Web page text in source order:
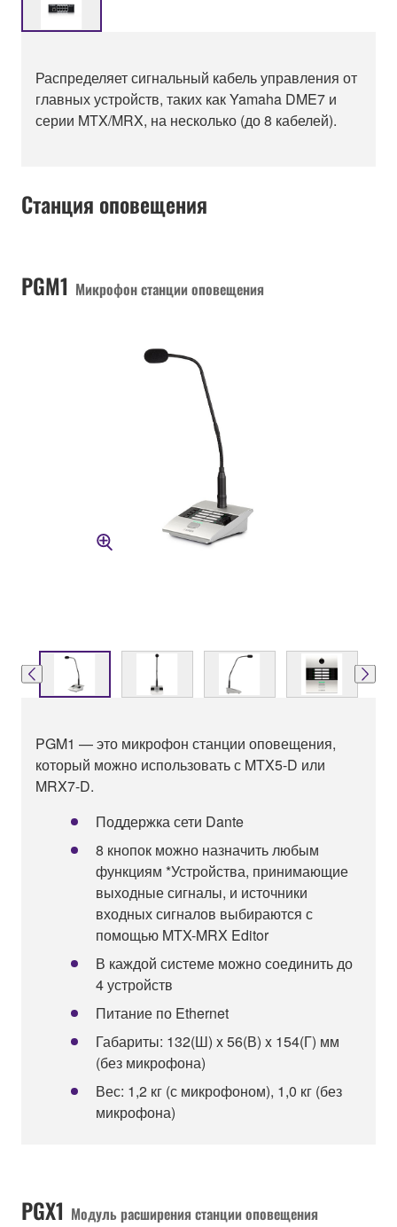
Распределяет сигнальный кабель управления от
главных устройств, таких как Yamaha DME7 и
серии MTX/MRX, на несколько (до 8 кабелей).
Станция оповещения
PGM1 Микрофон станции оповещения
PGM1 — это микрофон станции оповещения,
который можно использовать с MTX5-D или
MRX7-D.
Поддержка сети Dante
8 кнопок можно назначить любым
функциям *Устройства, принимающие
выходные сигналы, и источники
входных сигналов выбираются с
помощью MTX-MRX Editor
В каждой системе можно соединить до
4 устройств
Питание по Ethernet
Габариты: 132(Ш) x 56(В) x 154(Г) мм
(без микрофона)
Вес: 1,2 кг (с микрофоном), 1,0 кг (без
микрофона)
PGX1 Модуль расширения станции оповещения